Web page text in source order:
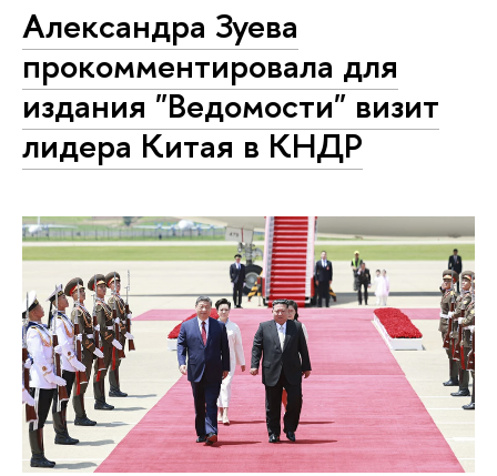
Александра Зуева
прокомментировала для
издания "Ведомости" визит
лидера Китая в КНДР